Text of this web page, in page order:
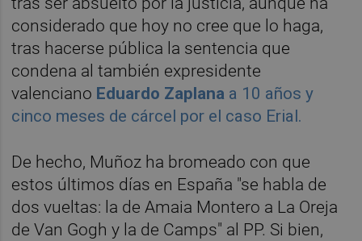
considerado que hoy no cree que lo haga,
tras hacerse pública la sentencia que
condena al también expresidente
valenciano Eduardo Zaplana a 10 años y
cinco meses de cárcel por el caso Erial.
De hecho, Muñoz ha bromeado con que
estos últimos días en España "se habla de
dos vueltas: la de Amaia Montero a La Oreja
de Van Gogh y la de Camps" al PP. Si bien,